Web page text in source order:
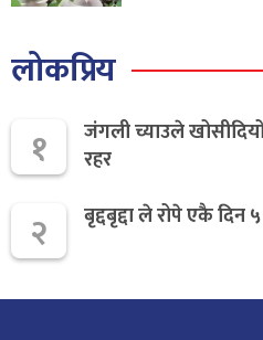
लोकप्रिय
१
जंगली च्याउले
रहर
२ बृद्दबृद्दा ले रोपे एकै दिन